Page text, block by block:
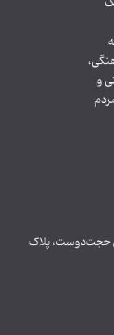
و
حجت‌دوست، پلاک